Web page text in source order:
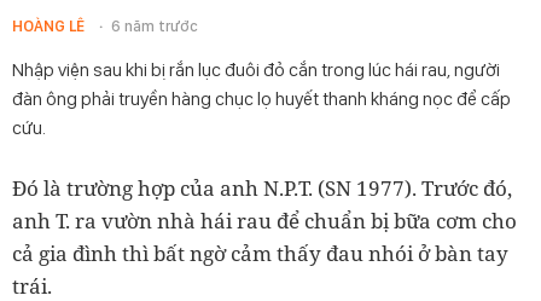
HOÀNG LÊ 6 năm trước
Nhập viện sau khi bị rắn lục đuôi đỏ cắn trong lúc hái rau, người
đàn ông phải truyền hàng chục lọ huyết thanh kháng nọc để cấp
cứu.
Đó là trường hợp của anh N.P.T. (SN 1977). Trước đó,
anh T. ra vườn nhà hái rau để chuẩn bị bữa cơm cho
cả gia đình thì bất ngờ cảm thấy đau nhói ở bàn tay
trái.